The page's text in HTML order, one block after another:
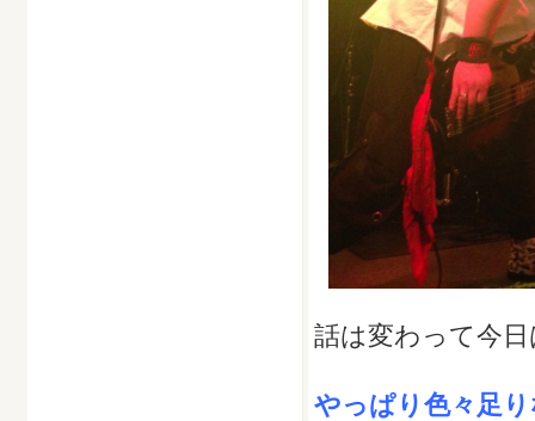
話は変わって今日
やっぱり色々足